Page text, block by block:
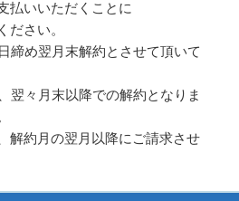
払いいただくことに
ださい。
締め翌月末解約とさせて頂いて
翌々月末以降での解約となりま
解約月の翌月以降にご請求させ